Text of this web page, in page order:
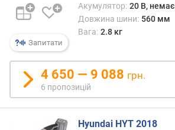
(
м
)
д
о
в
ж
Запитати
Акумулятор: 20 В, немає
Довжина шини: 560 мм
Вага: 2.8 кг
4 650 — 9 088 грн.
6 пропозицій
Hyundai HYT 2018